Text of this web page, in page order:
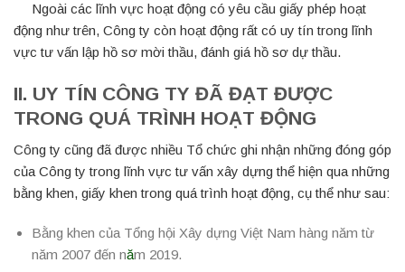
Ngoài các lĩnh vực hoạt động có yêu cầu giấy phép hoạt
động như trên, Công ty còn hoạt động rất có uy tín trong lĩnh
vực tư vấn lập hồ sơ mời thầu, đánh giá hồ sơ dự thầu.
II. UY TÍN CÔNG TY ĐÃ ĐẠT ĐƯỢC
TRONG QUÁ TRÌNH HOẠT ĐỘNG
Công ty cũng đã được nhiều Tổ chức ghi nhận những đóng góp
của Công ty trong lĩnh vực tư vấn xây dựng thể hiện qua những
bằng khen, giấy khen trong quá trình hoạt động, cụ thể như sau:
Bằng khen của Tổng hội Xây dựng Việt Nam hàng năm từ
năm 2007 đến năm 2019.